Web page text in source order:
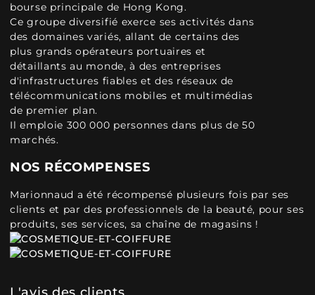
bourse principale de Hong Kong.
Ce groupe diversifié exerce ses activités dans
des domaines variés, allant de certains des
plus grands opérateurs portuaires et
détaillants au monde, à des entreprises
d'infrastructures fiables et des réseaux de
télécommunications mobiles et multimédias
de premier plan.
Il emploie 300 000 personnes dans plus de 50
marchés.
NOS RÉCOMPENSES
Marionnaud a été récompensé plusieurs fois par ses
clients et par des professionnels de la beauté, pour ses
produits, ses services, sa chaîne de magasins !